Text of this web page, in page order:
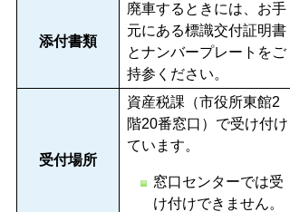
添付書類
廃車するときには、お手
元にある標識交付証明書
とナンバープレートをご
持参ください。
受付場所
資産税課（市役所東館2
階20番窓口）で受け付け
ています。
窓口センターでは受
け付けできません。